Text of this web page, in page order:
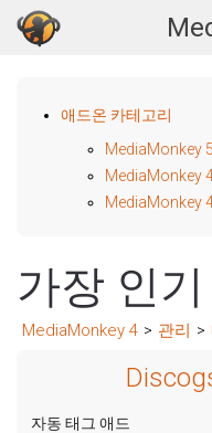
가장 인
MediaMonkey 4 > 관리 >
자동 태그 애드
애드온 카테고리
MediaMonkey
MediaMonkey
MediaMonkey